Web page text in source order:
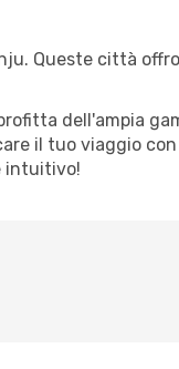
Queste città
dell'ampia
il tuo viaggio con
intuitivo!